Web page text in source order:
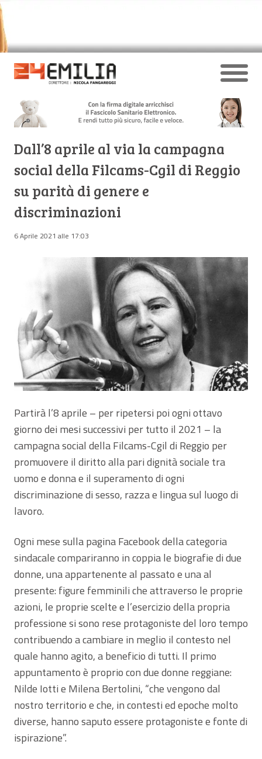
Dall’8 aprile al via la campagna
social della Filcams-Cgil di Reggio
su parità di genere e
discriminazioni
6 Aprile 2021 alle 17:03
Partirà l’8 aprile – per ripetersi poi ogni ottavo
giorno dei mesi successivi per tutto il 2021 – la
campagna social della Filcams-Cgil di Reggio per
promuovere il diritto alla pari dignità sociale tra
uomo e donna e il superamento di ogni
discriminazione di sesso, razza e lingua sul luogo di
lavoro.
Ogni mese sulla pagina Facebook della categoria
sindacale compariranno in coppia le biografie di due
donne, una appartenente al passato e una al
presente: figure femminili che attraverso le proprie
azioni, le proprie scelte e l’esercizio della propria
professione si sono rese protagoniste del loro tempo
contribuendo a cambiare in meglio il contesto nel
quale hanno agito, a beneficio di tutti. Il primo
appuntamento è proprio con due donne reggiane:
Nilde Iotti e Milena Bertolini, “che vengono dal
nostro territorio e che, in contesti ed epoche molto
diverse, hanno saputo essere protagoniste e fonte di
ispirazione”.